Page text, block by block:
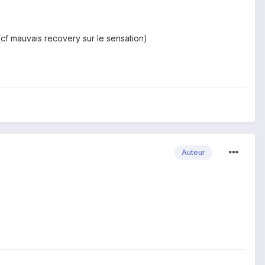
mauvais recovery sur le sensation)
Auteur